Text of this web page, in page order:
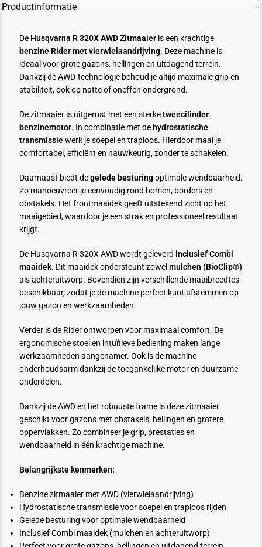
Productinformatie
De Husqvarna R 320X AWD Zitmaaier is een krachtige
benzine Rider met vierwielaandrijving. Deze machine is
ideaal voor grote gazons, hellingen en uitdagend terrein.
Dankzij de AWD-technologie behoud je altijd maximale grip en
stabiliteit, ook op natte of oneffen ondergrond.
De zitmaaier is uitgerust met een sterketweecilinder
benzinemotor. In combinatie met de hydrostatische
transmissiewerk je soepel en traploos. Hierdoor maai je
comfortabel, efficiënt en nauwkeurig, zonder te schakelen.
Daarnaast biedt degelede besturingoptimale wendbaarheid.
Zo manoeuvreer je eenvoudig rond bomen, borders en
obstakels. Het frontmaaidek geeft uitstekend zicht op het
maaigebied, waardoor je een strak en professioneel resultaat
krijgt.
De Husqvarna R 320X AWD wordt geleverd inclusief Combi
maaidek. Dit maaidek ondersteunt zowel mulchen (BioClip®)
als achteruitworp. Bovendien zijn verschillende maaibreedtes
beschikbaar, zodat je de machine perfect kunt afstemmen op
jouw gazon en werkzaamheden.
Verder is de Rider ontworpen voor maximaal comfort. De
ergonomische stoel en intuïtieve bediening maken lange
werkzaamheden aangenamer. Ook is de machine
onderhoudsarm dankzij de toegankelijke motor en duurzame
onderdelen.
Dankzij de AWD en het robuuste frame is deze zitmaaier
geschikt voor gazons met obstakels, hellingen en grotere
oppervlakken. Zo combineer je grip, prestaties en
wendbaarheid in één krachtige machine.
Belangrijkste kenmerken:
Benzine zitmaaier met AWD (vierwielaandrijving)
Hydrostatische transmissie voor soepel en traploos rijden
Gelede besturing voor optimale wendbaarheid
Inclusief Combi maaidek (mulchen en achteruitworp)